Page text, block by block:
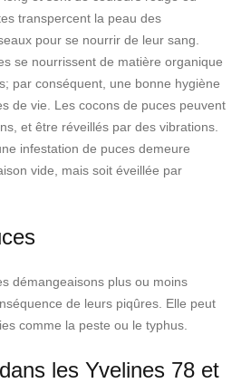
transpercent la peau des
pour se nourrir de leur sang.
se nourrissent de matière organique
par conséquent, une bonne hygiène
de vie. Les cocons de puces peuvent
et être réveillés par des vibrations.
infestation de puces demeure
vide, mais soit éveillée par
démangeaisons plus ou moins
de leurs piqûres. Elle peut
comme la peste ou le typhus.
les Yvelines 78 et